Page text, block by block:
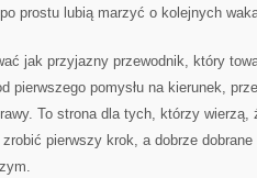
prostu lubią marzyć o kolejnych
jak przyjazny przewodnik, który
pierwszego pomysłu na kierunek,
To strona dla tych, którzy wierzą,
pierwszy krok, a dobrze